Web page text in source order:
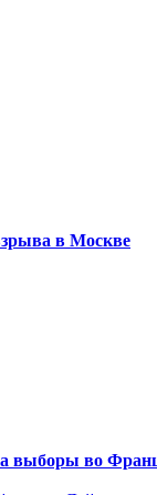
в Москве
выборы во